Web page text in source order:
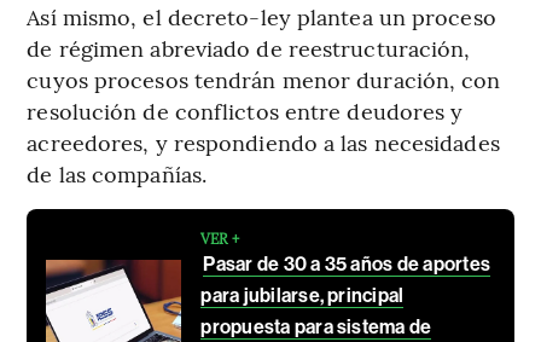
Así mismo, el decreto-ley plantea un proceso
de régimen abreviado de reestructuración,
cuyos procesos tendrán menor duración, con
resolución de conflictos entre deudores y
acreedores, y respondiendo a las necesidades
de las compañías.
VER +
Pasar de 30 a 35 años de aportes
para jubilarse, principal
propuesta para sistema de